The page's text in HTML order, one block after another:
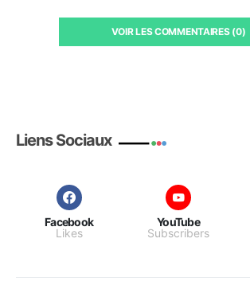
VOIR LES COMMENTAIRES (0)
Liens Sociaux
Facebook
Likes
YouTube
Subscribers